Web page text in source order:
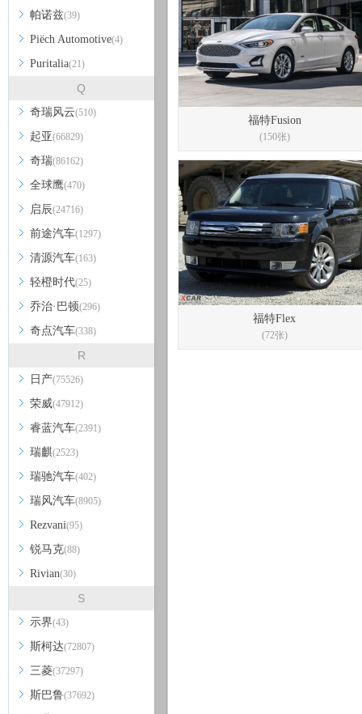
帕诺兹(39)
Piëch Automotive(4)
Puritalia(21)
Q
奇瑞风云(510)
起亚(66829)
奇瑞(86162)
全球鹰(470)
启辰(24716)
前途汽车(1297)
清源汽车(163)
轻橙时代(25)
乔治·巴顿(296)
奇点汽车(338)
R
日产(75526)
荣威(47912)
睿蓝汽车(2391)
瑞麒(2523)
瑞驰汽车(402)
瑞风汽车(8905)
Rezvani(95)
锐马克(88)
Rivian(30)
S
示界(43)
斯柯达(72807)
三菱(37297)
斯巴鲁(37692)
福特Fusion
(150张)
福特Flex
(72张)